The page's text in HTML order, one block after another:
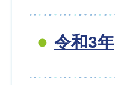
令和3年